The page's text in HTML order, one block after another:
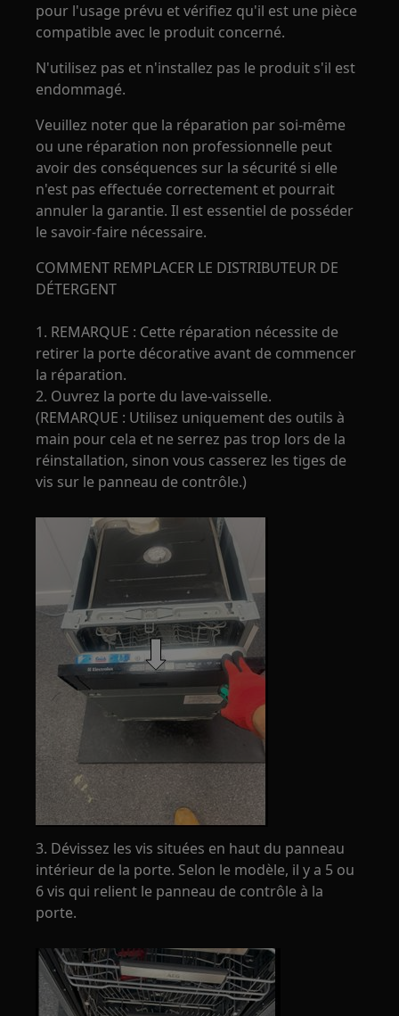
pour l'usage prévu et vérifiez qu'il est une pièce
compatible avec le produit concerné.
N'utilisez pas et n'installez pas le produit s'il est
endommagé.
Veuillez noter que la réparation par soi-même
ou une réparation non professionnelle peut
avoir des conséquences sur la sécurité si elle
n'est pas effectuée correctement et pourrait
annuler la garantie. Il est essentiel de posséder
le savoir-faire nécessaire.
COMMENT REMPLACER LE DISTRIBUTEUR DE
DÉTERGENT
1. REMARQUE : Cette réparation nécessite de
retirer la porte décorative avant de commencer
la réparation.
2. Ouvrez la porte du lave-vaisselle.
(REMARQUE : Utilisez uniquement des outils à
main pour cela et ne serrez pas trop lors de la
réinstallation, sinon vous casserez les tiges de
vis sur le panneau de contrôle.)
3. Dévissez les vis situées en haut du panneau
intérieur de la porte. Selon le modèle, il y a 5 ou
6 vis qui relient le panneau de contrôle à la
porte.